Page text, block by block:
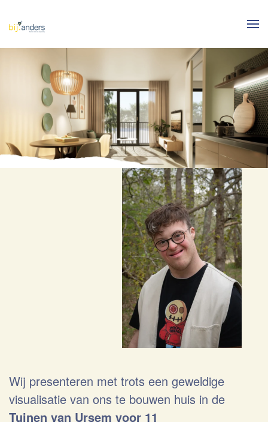
Skip to main content
Wij presenteren met trots een geweldige
visualisatie van ons te bouwen huis in de
Tuinen van Ursem voor 11